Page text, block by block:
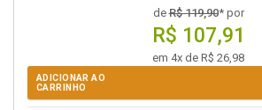
deR$ 119,90* por
R$ 107,91
em 4x de R$ 26,98
ADICIONAR AO
CARRINHO